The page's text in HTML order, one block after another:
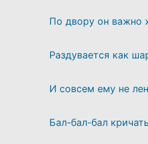
По двору он важно
Раздувается как
И совсем ему не
Бал-бал-бал